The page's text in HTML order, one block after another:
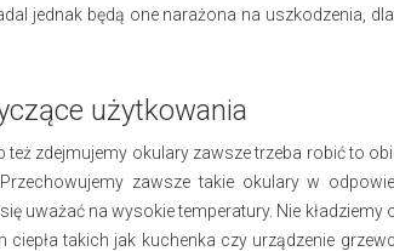
jednak będą one narażona na uszkodzenia,
użytkowania
też zdejmujemy okulary zawsze trzeba robić to
zawsze takie okulary w
uważać na wysokie temperatury. Nie
ciepła takich jak kuchenka czy urządzenie